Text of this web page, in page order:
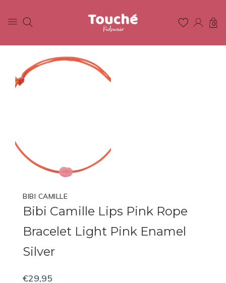
0
BIBI CAMILLE
Bibi Camille Lips Pink Rope
Bracelet Light Pink Enamel
Silver
€29,95